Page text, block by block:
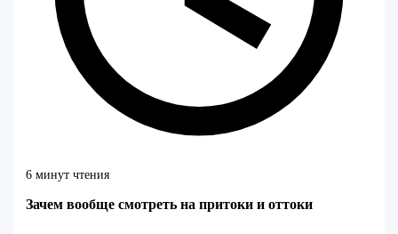
6 минут чтения
Зачем вообще смотреть на притоки и оттоки